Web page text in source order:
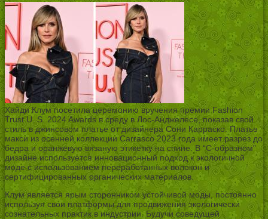
Хайди Клум посетила церемонию вручения премии Fashion
Trust U. S. 2024 Awards в среду в Лос-Анджелесе, показав свой
стиль в джинсовом платье от дизайнера Сони Карраско. Платье
макси из осенней коллекции Carrasco 2023 года имеет разрез до
бедра и оранжевую вязаную этикетку на спине. В “С-образном”
дизайне используется инновационный подход к экологичной
моде с использованием переработанных волокон и
сертифицированных органических материалов.
Клум является ярым сторонником устойчивой моды, постоянно
используя свои платформы для продвижения экологически
сознательных практик в индустрии. Будучи соведущей